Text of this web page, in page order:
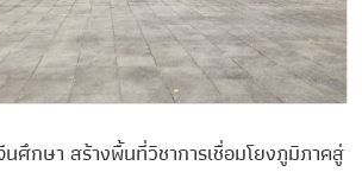
ศึกษา สร้างพื้นที่วิชาการเชื่อมโยงภูมิภาคสู่